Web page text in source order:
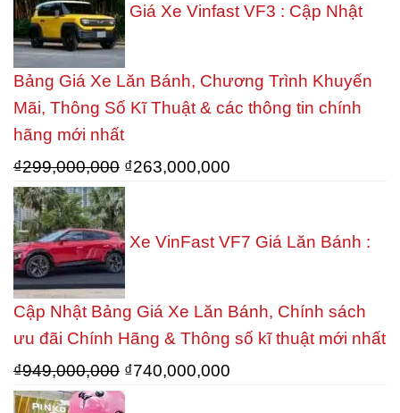
₫285,000,000.là:
Giá Xe Vinfast VF3 : Cập Nhật
Bảng Giá Xe Lăn Bánh, Chương Trình Khuyến
Mãi, Thông Số Kĩ Thuật & các thông tin chính
hãng mới nhất
₫299,000,000 Giá
gốc
là:
₫299,000,000.
₫263,000,000
là:
Xe VinFast VF7 Giá Lăn Bánh :
Cập Nhật Bảng Giá Xe Lăn Bánh, Chính sách
ưu đãi Chính Hãng & Thông số kĩ thuật mới nhất
₫949,000,000 Giá
gốc
₫740,000,000